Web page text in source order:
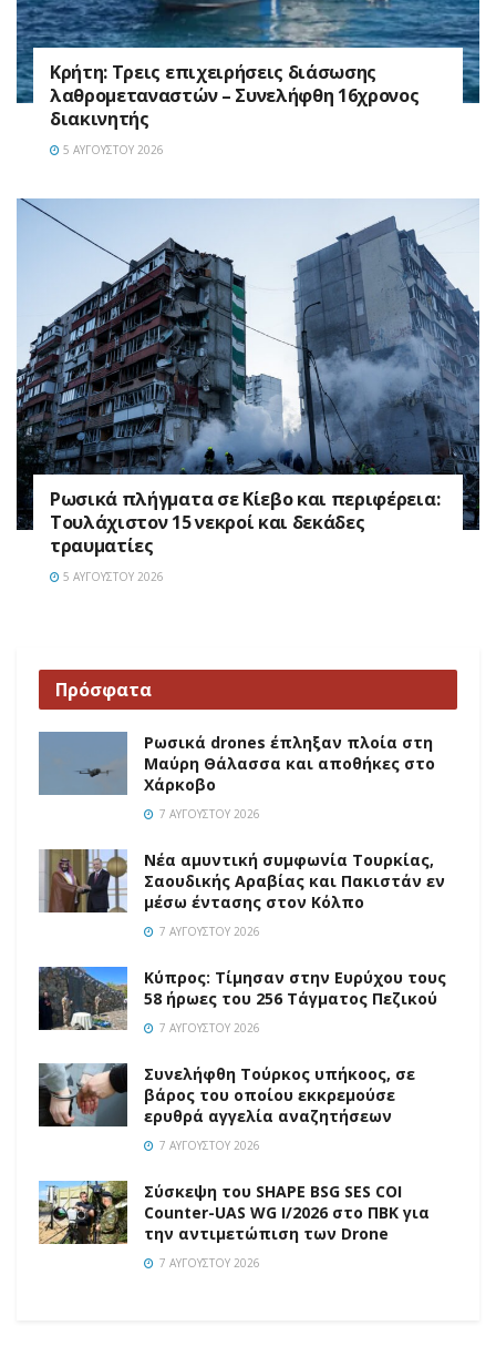
Κρήτη: Τρεις επιχειρήσεις διάσωσης
λαθρομεταναστών – Συνελήφθη 16χρονος
διακινητής
5 ΑΥΓΟΎΣΤΟΥ 2026
Ρωσικά πλήγματα σε Κίεβο και περιφέρεια:
Τουλάχιστον 15 νεκροί και δεκάδες
τραυματίες
5 ΑΥΓΟΎΣΤΟΥ 2026
Πρόσφατα
Ρωσικά drones έπληξαν πλοία στη
Μαύρη Θάλασσα και αποθήκες στο
Χάρκοβο
7 ΑΥΓΟΎΣΤΟΥ 2026
Νέα αμυντική συμφωνία Τουρκίας,
Σαουδικής Αραβίας και Πακιστάν εν
μέσω έντασης στον Κόλπο
7 ΑΥΓΟΎΣΤΟΥ 2026
Κύπρος: Τίμησαν στην Ευρύχου τους
58 ήρωες του 256 Τάγματος Πεζικού
7 ΑΥΓΟΎΣΤΟΥ 2026
Συνελήφθη Τούρκος υπήκοος, σε
βάρος του οποίου εκκρεμούσε
ερυθρά αγγελία αναζητήσεων
7 ΑΥΓΟΎΣΤΟΥ 2026
Σύσκεψη του SHAPE BSG SES COI
Counter-UAS WG I/2026 στο ΠΒΚ για
την αντιμετώπιση των Drone
7 ΑΥΓΟΎΣΤΟΥ 2026